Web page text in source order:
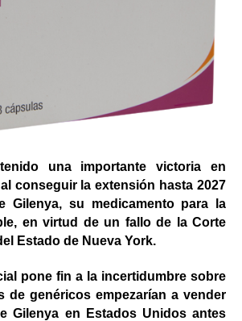
una importante victoria en
conseguir la extensión hasta 2027
Gilenya, su medicamento para la
en virtud de un fallo de la Corte
Estado de Nueva York.
pone fin a la incertidumbre sobre
de genéricos empezarían a vender
Gilenya en Estados Unidos antes